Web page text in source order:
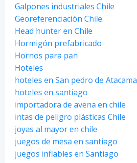
Galpones industriales Chile
Georeferenciación Chile
Head hunter en Chile
Hormigón prefabricado
Hornos para pan
Hoteles
hoteles en San pedro de Atacama
hoteles en santiago
importadora de avena en chile
intas de peligro plásticas Chile
joyas al mayor en chile
juegos de mesa en santiago
juegos inflables en Santiago